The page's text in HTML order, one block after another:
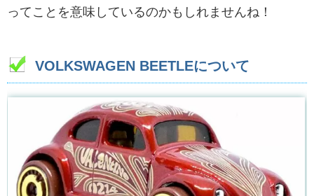
ってことを意味しているのかもしれませんね！
VOLKSWAGEN BEETLEについて